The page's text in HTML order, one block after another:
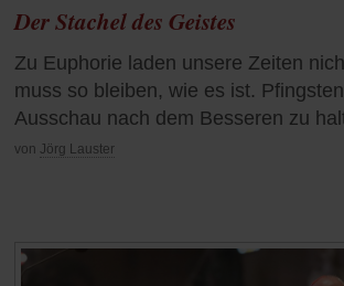
Der Stachel des Geistes
Zu Euphorie laden unsere Zeiten
muss so bleiben, wie es ist.
Ausschau nach dem Besseren zu
von Jörg Lauster